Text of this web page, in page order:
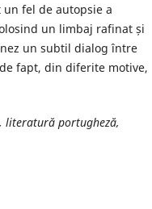
fel de autopsie a
un limbaj rafinat și
un subtil dialog între
fapt, din diferite motive,
literatură portugheză,